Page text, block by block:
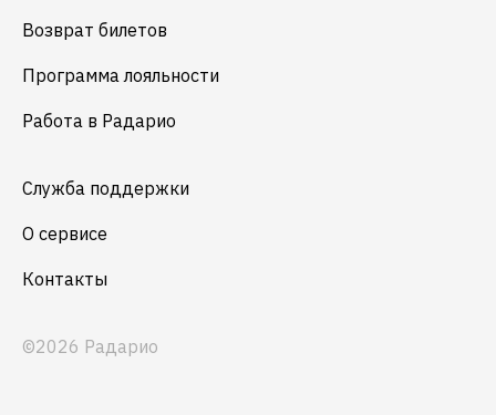
Возврат билетов
Программа лояльности
Работа в Радарио
Служба поддержки
О сервисе
Контакты
©2026 Радарио